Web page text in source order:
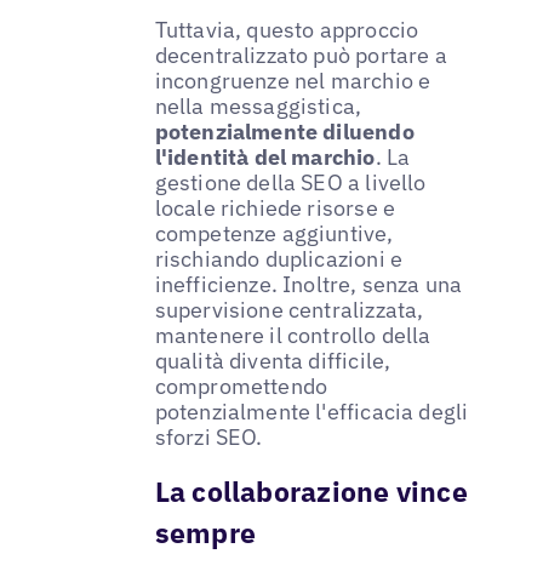
Tuttavia, questo approccio
decentralizzato può portare a
incongruenze nel marchio e
nella messaggistica,
potenzialmente diluendo
l'identità del marchio. La
gestione della SEO a livello
locale richiede risorse e
competenze aggiuntive,
rischiando duplicazioni e
inefficienze. Inoltre, senza una
supervisione centralizzata,
mantenere il controllo della
qualità diventa difficile,
compromettendo
potenzialmente l'efficacia degli
sforzi SEO.
La collaborazione vince
sempre